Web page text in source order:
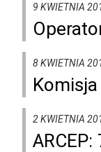
9 KWIETNIA
8 KWIETNIA
2 KWIETNIA